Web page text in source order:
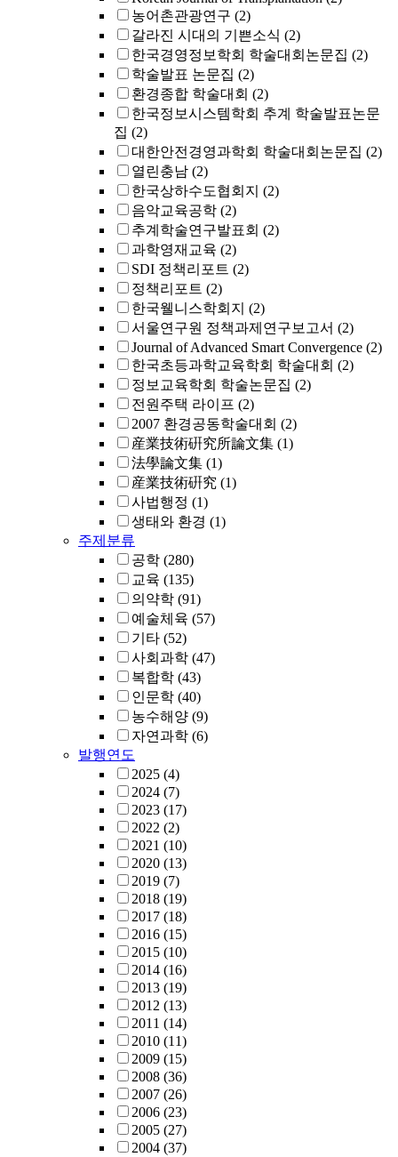
농어촌관광연구 (2)
갈라진 시대의 기쁜소식 (2)
한국경영정보학회 학술대회논문집 (2)
학술발표 논문집 (2)
환경종합 학술대회 (2)
한국정보시스템학회 추계 학술발표논문
집 (2)
대한안전경영과학회 학술대회논문집 (2)
열린충남 (2)
한국상하수도협회지 (2)
음악교육공학 (2)
추계학술연구발표회 (2)
과학영재교육 (2)
SDI 정책리포트 (2)
정책리포트 (2)
한국웰니스학회지 (2)
서울연구원 정책과제연구보고서 (2)
Journal of Advanced Smart Convergence (2)
한국초등과학교육학회 학술대회 (2)
정보교육학회 학술논문집 (2)
전원주택 라이프 (2)
2007 환경공동학술대회 (2)
産業技術硏究所論文集 (1)
法學論文集 (1)
産業技術硏究 (1)
사법행정 (1)
생태와 환경 (1)
주제분류
공학 (280)
교육 (135)
의약학 (91)
예술체육 (57)
기타 (52)
사회과학 (47)
복합학 (43)
인문학 (40)
농수해양 (9)
자연과학 (6)
발행연도
2025 (4)
2024 (7)
2023 (17)
2022 (2)
2021 (10)
2020 (13)
2019 (7)
2018 (19)
2017 (18)
2016 (15)
2015 (10)
2014 (16)
2013 (19)
2012 (13)
2011 (14)
2010 (11)
2009 (15)
2008 (36)
2007 (26)
2006 (23)
2005 (27)
2004 (37)